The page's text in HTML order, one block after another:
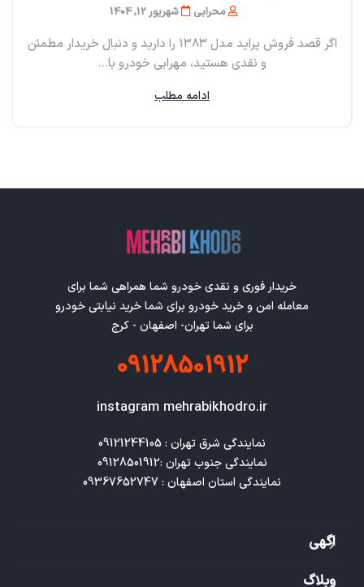
محرابی شهریور 12, 1404
اگر قصد فروش پراید مدل ۱۳۸۳ را دارید و دنبال خریدار مطمئن
و نقدی هستید، مهرابی خودرو با...
ادامه مطلب
خریدار فوری و نقدی خودرو شما همراهی شما برای
معامله امن و خرید خودرو برای شما خرید نیابتی خودرو
برای شما تهران- اصفهان - کرج
09128501912
instagram mehrabikhodro.ir
نمایندگی استان اصفهان : 09367652747
اگهی
وبلاگ